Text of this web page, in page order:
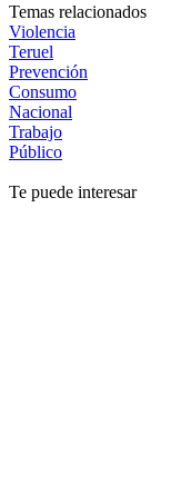
Temas relacionados
Violencia
Teruel
Prevención
Consumo
Nacional
Trabajo
Público
Te puede interesar